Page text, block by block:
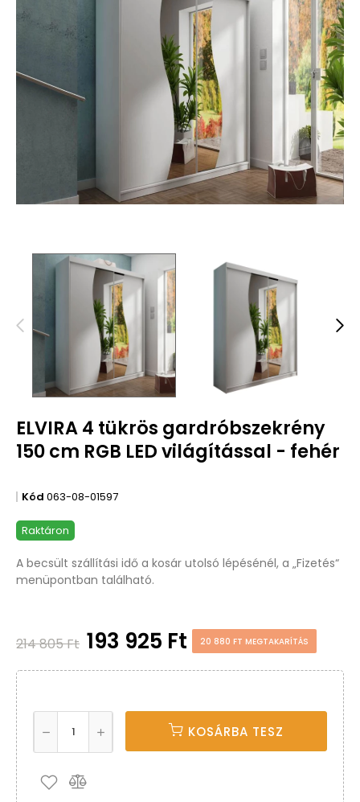
ELVIRA 4 tükrös gardróbszekrény
150 cm RGB LED világítással - fehér
Kód 063-08-01597
Raktáron
A becsült szállítási idő a kosár utolsó lépésénél, a „Fizetés“
menüpontban található.
214 805 Ft 193 925 Ft 20 880 FT MEGTAKARÍTÁS
KOSÁRBA TESZ